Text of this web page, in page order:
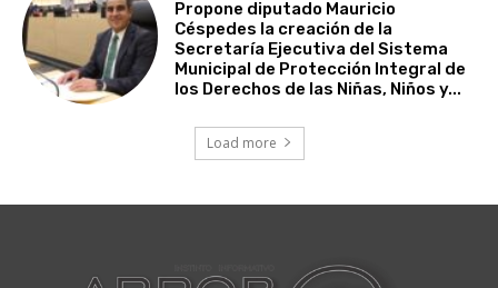
Propone diputado Mauricio
Céspedes la creación de la
Secretaría Ejecutiva del Sistema
Municipal de Protección Integral de
los Derechos de las Niñas, Niños y...
Load more